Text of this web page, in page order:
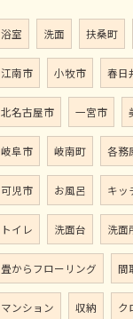
浴室 洗面 扶桑町
江南市 小牧市 春日
北名古屋市 一宮市
岐阜市 岐南町 各務
可児市 お風呂 キッ
トイレ 洗面台 洗面
畳からフローリング 間
マンション 収納 ク